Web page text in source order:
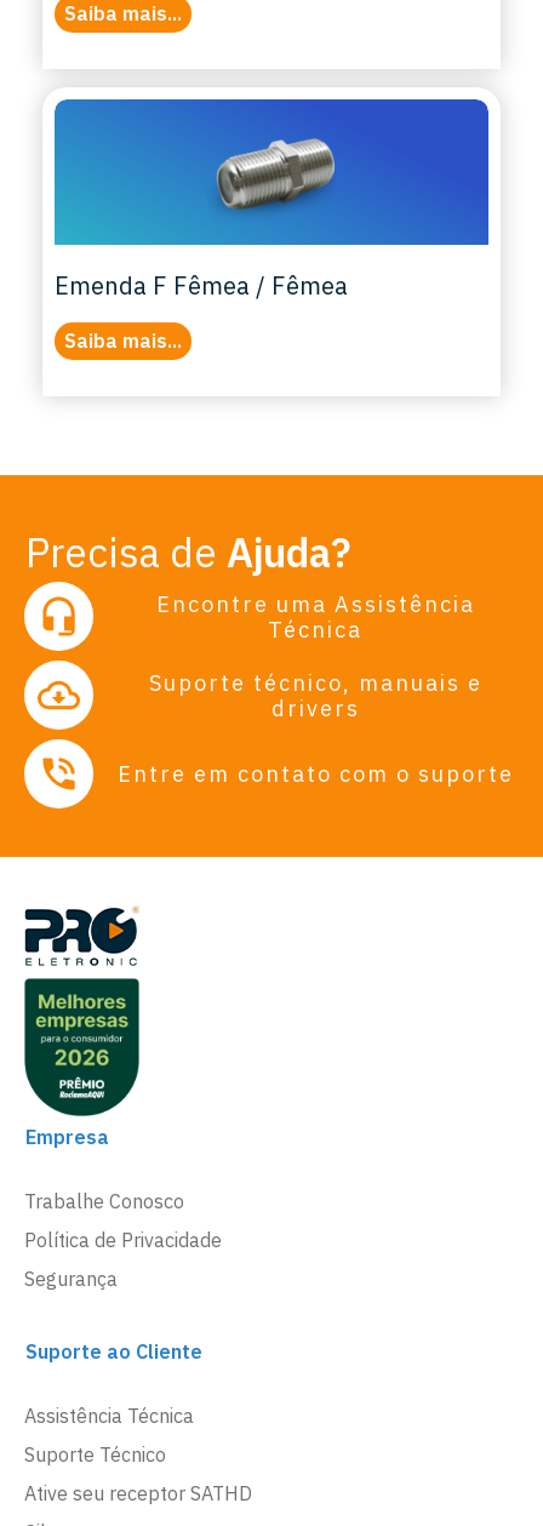
Saiba mais...
Emenda F Fêmea / Fêmea
Saiba mais...
Precisa de Ajuda?
Encontre uma Assistência
Técnica
Suporte técnico, manuais e
drivers
Entre em contato com o suporte
Empresa
Trabalhe Conosco
Política de Privacidade
Segurança
Suporte ao Cliente
Assistência Técnica
Suporte Técnico
Ative seu receptor SATHD